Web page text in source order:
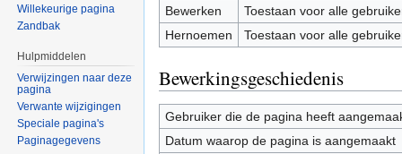
Bewerken
Toestaan voor alle
Hernoemen
Toestaan voor alle
Bewerkingsgeschiedenis
Gebruiker die de pagina heeft
Datum waarop de pagina is aangemaakt
Willekeurige pagina
Zandbak
Hulpmiddelen
Verwijzingen naar deze
pagina
Verwante wijzigingen
Speciale pagina's
Paginagegevens